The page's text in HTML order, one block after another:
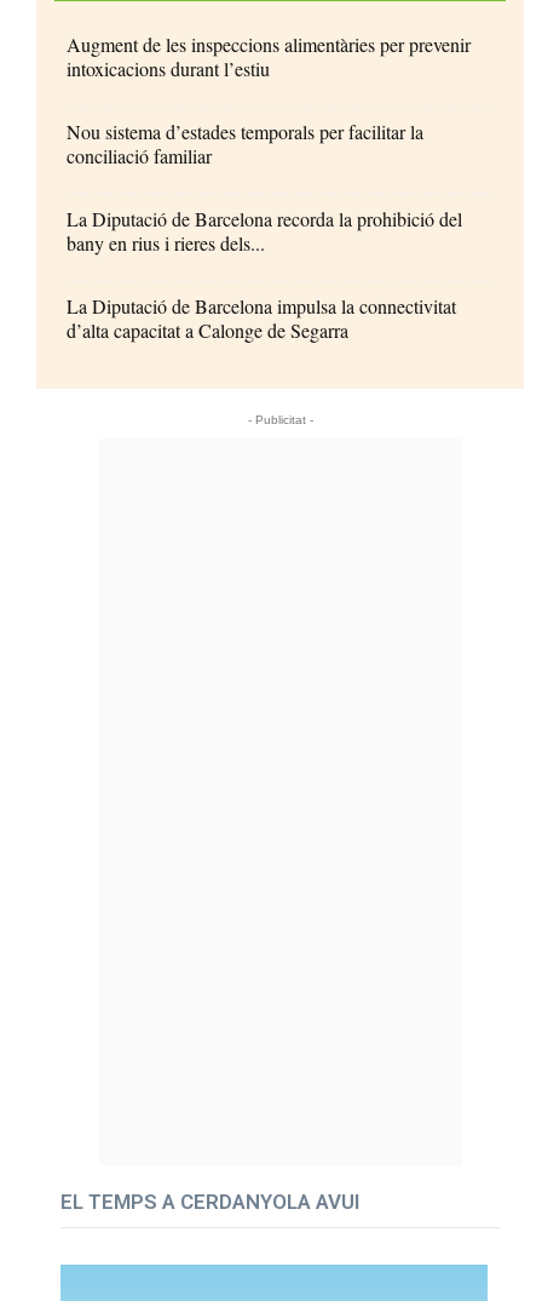
Augment de les inspeccions alimentàries per prevenir
intoxicacions durant l’estiu
Nou sistema d’estades temporals per facilitar la
conciliació familiar
La Diputació de Barcelona recorda la prohibició del
bany en rius i rieres dels...
La Diputació de Barcelona impulsa la connectivitat
d’alta capacitat a Calonge de Segarra
- Publicitat -
EL TEMPS A CERDANYOLA AVUI